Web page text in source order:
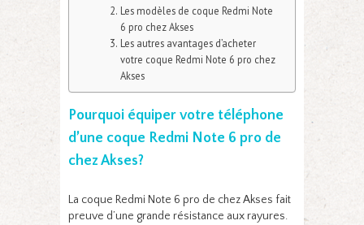
Les modèles de coque Redmi Note
6 pro chez Akses
Les autres avantages d’acheter
votre coque Redmi Note 6 pro chez
Akses
Pourquoi équiper votre téléphone
d’une coque Redmi Note 6 pro de
chez Akses?
La coque Redmi Note 6 pro de chez Akses fait
preuve d’une grande résistance aux rayures.